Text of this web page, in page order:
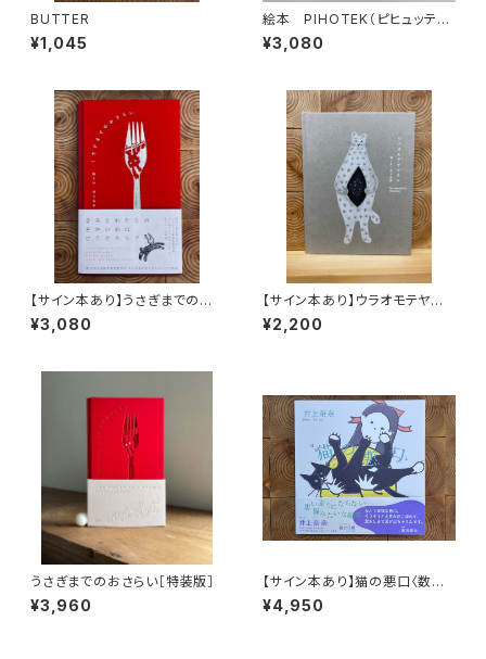
BUTTER
¥1,045
絵本 PIHOTEK（ピヒュッティ）
北極を風と歩く
¥3,080
【サイン本あり】うさぎまでのお
さらい［通常版］
¥3,080
【サイン本あり】ウラオモテヤマ
ネコ
¥2,200
うさぎまでのおさらい［特装版］
¥3,960
【サイン本あり】猫の悪口〈数量
限定・オリジナルトート付き〉
¥4,950